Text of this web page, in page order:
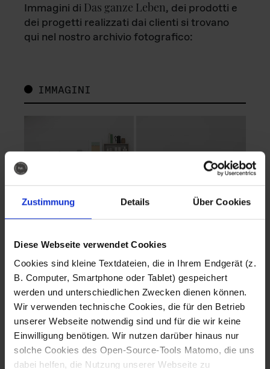
Zustimmung Details Über Cookies
Diese Webseite verwendet Cookies
Cookies sind kleine Textdateien, die in Ihrem Endgerät (z.
B. Computer, Smartphone oder Tablet) gespeichert
werden und unterschiedlichen Zwecken dienen können.
Wir verwenden technische Cookies, die für den Betrieb
unserer Webseite notwendig sind und für die wir keine
Einwilligung benötigen. Wir nutzen darüber hinaus nur
solche Cookies des Open-Source-Tools Matomo, die uns
dabei helfen, die Nutzung unserer Webseite zu
Immagini di Das ganze Leben, dei prodotti e
dei progetti realizzati dai clienti si trovano
qui nel nostro archivio fotografico:
IMMAGINI
Fotografo: Lorenz
Sternbach
Download
Fotografo: Lorenz
Sternbach
Download